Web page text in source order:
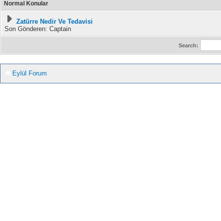
Normal Konular
Zatürre Nedir Ve Tedavisi
Son Gönderen: Captain
Search:
Eylül Forum